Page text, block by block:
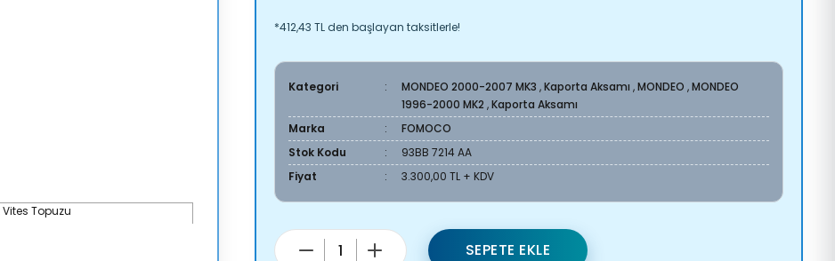
*412,43 TL den başlayan taksitlerle!
Kategori MONDEO 2000-2007 MK3 ,Kaporta Aksamı ,MONDEO ,MONDEO
1996-2000 MK2 ,Kaporta Aksamı
Marka
FOMOCO
Stok Kodu
93BB 7214 AA
Fiyat
3.300,00 TL + KDV
SEPETE EKLE